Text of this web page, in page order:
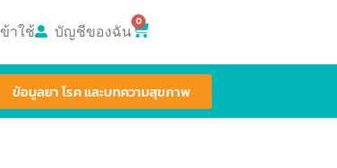
าใช้ บัญชีของฉัน 0
ข้อมูลยา โรค และบทความสุขภาพ